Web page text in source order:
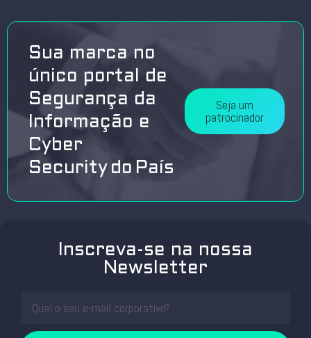
Sua marca no
único portal de
Segurança da
Informação e
Cyber
Security do País
Seja um
patrocinador
Inscreva-se na nossa
Newsletter